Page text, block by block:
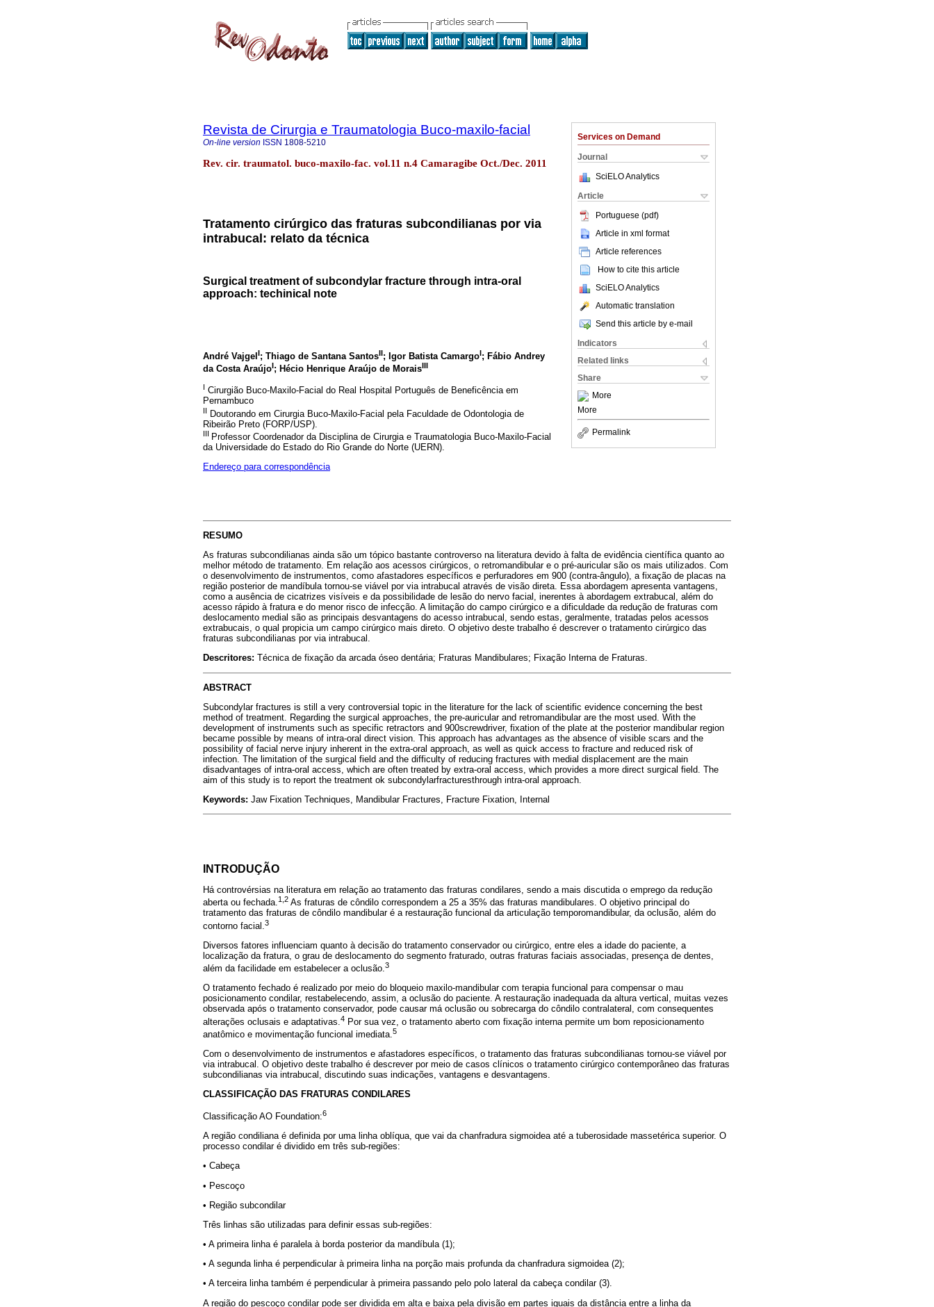
Services on Demand
Journal
SciELO Analytics
Article
Portuguese (pdf)
Article in xml format
Article references
How to cite this article
SciELO Analytics
Automatic translation
Send this article by e-mail
Indicators
Related links
Share
More
More
Permalink
Revista de Cirurgia e Traumatologia Buco-maxilo-facial
On-line version ISSN 1808-5210
Rev. cir. traumatol. buco-maxilo-fac. vol.11 n.4 Camaragibe Oct./Dec. 2011
Tratamento cirúrgico das fraturas subcondilianas por via
intrabucal: relato da técnica
Surgical treatment of subcondylar fracture through intra-oral
approach: techinical note
André VajgelI; Thiago de Santana SantosII; Igor Batista CamargoI; Fábio Andrey
da Costa AraújoI; Hécio Henrique Araújo de MoraisIII
I Cirurgião Buco-Maxilo-Facial do Real Hospital Português de Beneficência em
Pernambuco
II Doutorando em Cirurgia Buco-Maxilo-Facial pela Faculdade de Odontologia de
Ribeirão Preto (FORP/USP).
III Professor Coordenador da Disciplina de Cirurgia e Traumatologia Buco-Maxilo-Facial
da Universidade do Estado do Rio Grande do Norte (UERN).
Endereço para correspondência
RESUMO
As fraturas subcondilianas ainda são um tópico bastante controverso na literatura devido à falta de evidência científica quanto ao
melhor método de tratamento. Em relação aos acessos cirúrgicos, o retromandibular e o pré-auricular são os mais utilizados. Com
o desenvolvimento de instrumentos, como afastadores específicos e perfuradores em 900 (contra-ângulo), a fixação de placas na
região posterior de mandíbula tornou-se viável por via intrabucal através de visão direta. Essa abordagem apresenta vantagens,
como a ausência de cicatrizes visíveis e da possibilidade de lesão do nervo facial, inerentes à abordagem extrabucal, além do
acesso rápido à fratura e do menor risco de infecção. A limitação do campo cirúrgico e a dificuldade da redução de fraturas com
deslocamento medial são as principais desvantagens do acesso intrabucal, sendo estas, geralmente, tratadas pelos acessos
extrabucais, o qual propicia um campo cirúrgico mais direto. O objetivo deste trabalho é descrever o tratamento cirúrgico das
fraturas subcondilianas por via intrabucal.
Descritores: Técnica de fixação da arcada óseo dentária; Fraturas Mandibulares; Fixação Interna de Fraturas.
ABSTRACT
Subcondylar fractures is still a very controversial topic in the literature for the lack of scientific evidence concerning the best
method of treatment. Regarding the surgical approaches, the pre-auricular and retromandibular are the most used. With the
development of instruments such as specific retractors and 900screwdriver, fixation of the plate at the posterior mandibular region
became possible by means of intra-oral direct vision. This approach has advantages as the absence of visible scars and the
possibility of facial nerve injury inherent in the extra-oral approach, as well as quick access to fracture and reduced risk of
infection. The limitation of the surgical field and the difficulty of reducing fractures with medial displacement are the main
disadvantages of intra-oral access, which are often treated by extra-oral access, which provides a more direct surgical field. The
aim of this study is to report the treatment ok subcondylarfracturesthrough intra-oral approach.
Keywords: Jaw Fixation Techniques, Mandibular Fractures, Fracture Fixation, Internal
INTRODUÇÃO
Há controvérsias na literatura em relação ao tratamento das fraturas condilares, sendo a mais discutida o emprego da redução
aberta ou fechada.1,2 As fraturas de côndilo correspondem a 25 a 35% das fraturas mandibulares. O objetivo principal do
tratamento das fraturas de côndilo mandibular é a restauração funcional da articulação temporomandibular, da oclusão, além do
contorno facial. 3
Diversos fatores influenciam quanto à decisão do tratamento conservador ou cirúrgico, entre eles a idade do paciente, a
localização da fratura, o grau de deslocamento do segmento fraturado, outras fraturas faciais associadas, presença de dentes,
além da facilidade em estabelecer a oclusão.3
O tratamento fechado é realizado por meio do bloqueio maxilo-mandibular com terapia funcional para compensar o mau
posicionamento condilar, restabelecendo, assim, a oclusão do paciente. A restauração inadequada da altura vertical, muitas vezes
observada após o tratamento conservador, pode causar má oclusão ou sobrecarga do côndilo contralateral, com consequentes
alterações oclusais e adaptativas. 4 Por sua vez, o tratamento aberto com fixação interna permite um bom reposicionamento
anatômico e movimentação funcional imediata.5
Com o desenvolvimento de instrumentos e afastadores específicos, o tratamento das fraturas subcondilianas tornou-se viável por
via intrabucal. O objetivo deste trabalho é descrever por meio de casos clínicos o tratamento cirúrgico contemporâneo das fraturas
subcondilianas via intrabucal, discutindo suas indicações, vantagens e desvantagens.
CLASSIFICAÇÃO DAS FRATURAS CONDILARES
Classificação AO Foundation:6
A região condiliana é definida por uma linha oblíqua, que vai da chanfradura sigmoidea até a tuberosidade massetérica superior. O
processo condilar é dividido em três sub-regiões:
• Cabeça
• Pescoço
• Região subcondilar
Três linhas são utilizadas para definir essas sub-regiões:
• A primeira linha é paralela à borda posterior da mandíbula (1);
• A segunda linha é perpendicular à primeira linha na porção mais profunda da chanfradura sigmoidea (2);
• A terceira linha também é perpendicular à primeira passando pelo polo lateral da cabeça condilar (3).
A região do pescoço condilar pode ser dividida em alta e baixa pela divisão em partes iguais da distância entre a linha da